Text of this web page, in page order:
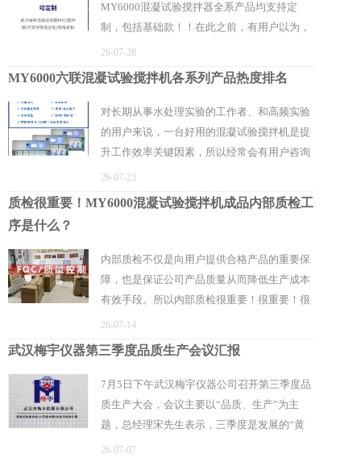
MY6000混凝试验搅拌器全系产品均支持定
制，包括基础款！！在此之前，有用户以为，
MY6000混凝试验搅拌器定制服务只定制高端
款，事实并非如此，MY6000混凝试验搅拌器
的全系产品均支持定制，也包括基础款，涵盖
规格定制、工艺定制、搅拌功率定制等。我们
可以根据项目要求、配置要求进行定制方案，
做好样机待用户在线检验合格后，可进行批量
成独特的市场定位，更好地契合其个人使用偏
好或应用环境。
26-07-28
MY6000六联混凝试验搅拌机各系列产品热度排名
对长期从事水处理实验的工作者、和高频实验
的用户来说，一台好用的混凝试验搅拌机是提
升工作效率关键因素，所以经常会有用户咨询
道：在MY6000六联混凝试验搅拌机各系列中
哪个系列产品最好用？其实小编依然想说，没
有绝对“最好用”的系列，需根据使用环境和需
作以参考。MY6000六联混凝试验搅拌机各系
列产品热度排名，具体表现如下：排名一：彩
屏系列六联混凝试验搅拌机热度指数：85核心
按键反弹手感，数据输入更有效、更精准。
26-07-23
质检很重要！MY6000混凝试验搅拌机成品内部质检工
序是什么？
内部质检不仅是向用户提供合格产品的重要保
障，也是保证公司产品质量从而降低生产成本
有效手段。所以内部质检很重要！很重要！很
重要！那一般混凝试验搅拌机内部检验时主要
在干什么呢？具体质检工序又是什么呢？今天
以MY6000混凝试验搅拌机的质检工序为例，
给大家简要阐述一下。MY6000混凝试验搅拌
机成品内部质检主要包含两道工序：1、成品
入库检验 2、出厂合格检验
26-07-14
武汉梅宇仪器第三季度品质生产会议汇报
7月5日下午武汉梅宇仪器公司召开第三季度品
质生产大会，会议主要以“品质、生产”为主
题，总经理宋先生表示，三季度是发展的“黄
金期”，目前公司的订单比较稳定，热销产品
26-07-07